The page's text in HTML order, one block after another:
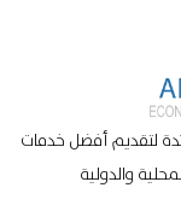
لتقديم أفضل خدمات
والدولية